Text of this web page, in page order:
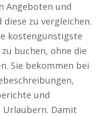
Angeboten und
zu vergleichen.
kostengünstigste
buchen, ohne die
Sie bekommen bei
und
Urlaubern. Damit